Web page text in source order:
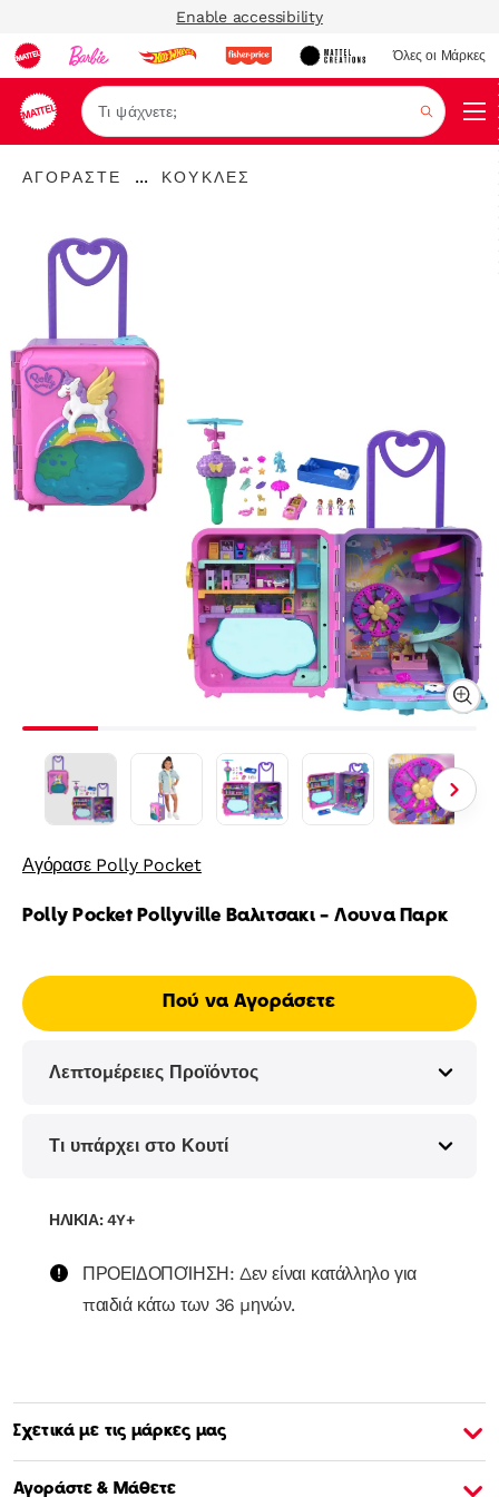
Enable accessibility
Όλες οι Μάρκες
"Αγοράστε
ΑΓΟΡΆΣΤΕ
...
"ΚΟΎΚΛΕΣ
Αγόρασε Polly Pocket
Polly Pocket Pollyville Βαλιτσακι - Λουνα Παρκ
Πού να Αγοράσετε
Λεπτομέρειες Προϊόντος
Τι υπάρχει στο Κουτί
ΗΛΙΚΙΑ: 4Y+
ΠΡΟΕΙΔΟΠΟΊΗΣΗ: ∆εν είναι κατάλληλο για
παιδιά κάτω των 36 μηνών.
Σχετικά με τις μάρκες μας
Αγοράστε & Μάθετε